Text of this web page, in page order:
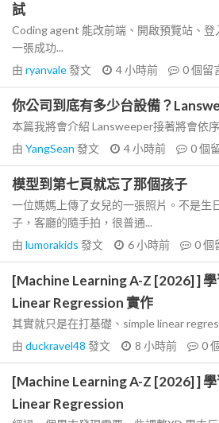
試
Coding agent 能改前端、開啟預覽站、
一張成功...
由 ryanvale發文 4 小時前 0個留
你公司到底有多少台設備？
本篇我將會介紹 Lansweeper接著將會依
由 YangSean 發文 4 小時前 0個
模型到第七頁就忘了那個孩子
一位媽媽上傳了女兒的一張照片。不是生
子，客廳的隨手拍，很普通...
由 lumorakids 發文 6 小時前 0個
[Machine Learning A-Z [2026] ]
Linear Regression 實作
其實就只是在打基礎、simple linear
由 duckravel48 發文 8 小時前 0
[Machine Learning A-Z [2026] ]
Linear Regression